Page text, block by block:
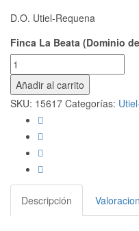
D.O. Utiel-Requena
Finca La Beata (Dominio
Añadir al carrito
SKU: 15617 Categorías:
Descripción